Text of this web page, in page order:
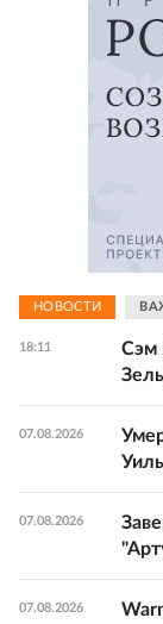
НОВОСТИ
18:11
Сэм
07.08.2026
07.08.2026
07.08.2026